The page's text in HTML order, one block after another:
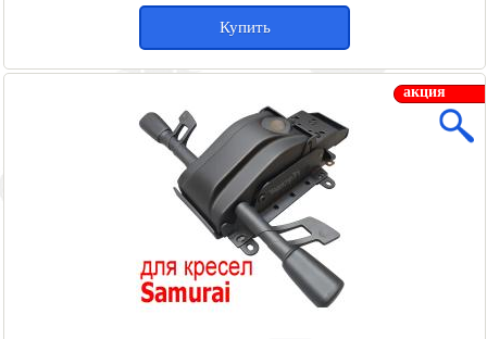
Купить
акция